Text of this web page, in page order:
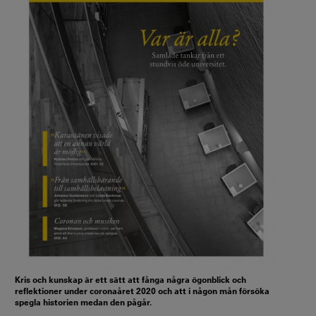
Kris och kunskap är ett sätt att fånga några ögonblick och
reflektioner under coronaåret 2020 och att i någon mån försöka
spegla historien medan den pågår.